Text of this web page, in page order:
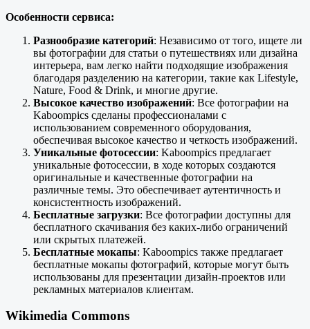
Особенности сервиса:
Разнообразие категорий: Независимо от того, ищете ли
вы фотографии для статьи о путешествиях или дизайна
интерьера, вам легко найти подходящие изображения
благодаря разделению на категории, такие как Lifestyle,
Nature, Food & Drink, и многие другие.
Высокое качество изображений: Все фотографии на
Kaboompics сделаны профессионалами с
использованием современного оборудования,
обеспечивая высокое качество и четкость изображений.
Уникальные фотосессии: Kaboompics предлагает
уникальные фотосессии, в ходе которых создаются
оригинальные и качественные фотографии на
различные темы. Это обеспечивает аутентичность и
консистентность изображений.
Бесплатные загрузки: Все фотографии доступны для
бесплатного скачивания без каких-либо ограничений
или скрытых платежей.
Бесплатные мокапы: Kaboompics также предлагает
бесплатные мокапы фотографий, которые могут быть
использованы для презентации дизайн-проектов или
рекламных материалов клиентам.
Wikimedia Commons